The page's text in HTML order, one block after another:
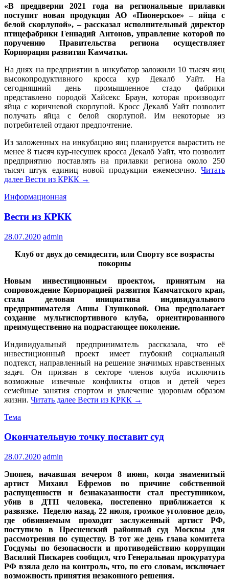
«В преддверии 2021 года на региональные прилавки
поступит новая продукция АО «Пионерское» – яйца с
белой скорлупой», – рассказал исполнительный директор
птицефабрики Геннадий Антонов, управление которой по
поручению Правительства региона осуществляет
Корпорация развития Камчатки.
На днях на предприятии в инкубатор заложили 10 тысяч яиц
высокопродуктивного кросса кур Декалб Уайт. На
сегодняшний день промышленное стадо фабрики
представлено породой Хайсекс Браун, которая производит
яйца с коричневой скорлупой. Кросс Декалб Уайт позволит
получать яйца с белой скорлупой. Им некоторые из
потребителей отдают предпочтение.
Из заложенных на инкубацию яиц планируется вырастить не
менее 8 тысяч кур-несушек кросса Декалб Уайт, что позволит
предприятию поставлять на прилавки региона около 250
тысяч штук единиц новой продукции ежемесячно. Читать
далее Вести из КРКК →
Информационная
Вести из КРКК
28.07.2020 admin
Клуб от двух до семидесяти, или Спорту все возрасты
покорны
Новым инвестиционным проектом, принятым на
сопровождение Корпорацией развития Камчатского края,
стала деловая инициатива индивидуального
предпринимателя Анны Глушковой. Она предполагает
создание мультиспортивного клуба, ориентированного
преимущественно на подрастающее поколение.
Индивидуальный предприниматель рассказала, что её
инвестиционный проект имеет глубокий социальный
подтекст, направленный на решение значимых нравственных
задач. Он призван в секторе членов клуба исключить
возможные извечные конфликты отцов и детей через
семейные занятия спортом и увлечение здоровым образом
жизни. Читать далее Вести из КРКК →
Тема
Окончательную точку поставит суд
28.07.2020 admin
Эпопея, начавшая вечером 8 июня, когда знаменитый
артист Михаил Ефремов по причине собственной
распущенности и безнаказанности стал преступником,
убив в ДТП человека, постепенно приближается к
развязке. Неделю назад, 22 июля, громкое уголовное дело,
где обвиняемым проходит заслуженный артист РФ,
поступило в Пресненский районный суд Москвы для
рассмотрения по существу. В тот же день глава комитета
Госдумы по безопасности и противодействию коррупции
Василий Пискарев сообщил, что Генеральная прокуратура
РФ взяла дело на контроль, что, по его словам, исключает
возможность принятия незаконного решения.